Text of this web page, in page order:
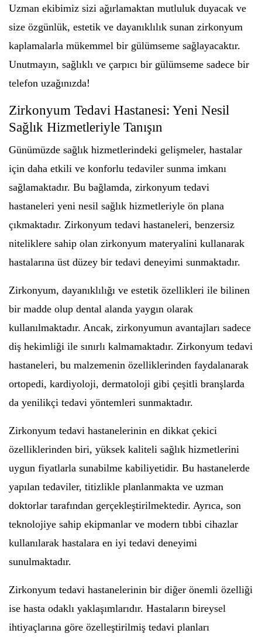
Uzman ekibimiz sizi ağırlamaktan mutluluk duyacak ve
size özgünlük, estetik ve dayanıklılık sunan zirkonyum
kaplamalarla mükemmel bir gülümseme sağlayacaktır.
Unutmayın, sağlıklı ve çarpıcı bir gülümseme sadece bir
telefon uzağınızda!
Zirkonyum Tedavi Hastanesi: Yeni Nesil
Sağlık Hizmetleriyle Tanışın
Günümüzde sağlık hizmetlerindeki gelişmeler, hastalar
için daha etkili ve konforlu tedaviler sunma imkanı
sağlamaktadır. Bu bağlamda, zirkonyum tedavi
hastaneleri yeni nesil sağlık hizmetleriyle ön plana
çıkmaktadır. Zirkonyum tedavi hastaneleri, benzersiz
niteliklere sahip olan zirkonyum materyalini kullanarak
hastalarına üst düzey bir tedavi deneyimi sunmaktadır.
Zirkonyum, dayanıklılığı ve estetik özellikleri ile bilinen
bir madde olup dental alanda yaygın olarak
kullanılmaktadır. Ancak, zirkonyumun avantajları sadece
diş hekimliği ile sınırlı kalmamaktadır. Zirkonyum tedavi
hastaneleri, bu malzemenin özelliklerinden faydalanarak
ortopedi, kardiyoloji, dermatoloji gibi çeşitli branşlarda
da yenilikçi tedavi yöntemleri sunmaktadır.
Zirkonyum tedavi hastanelerinin en dikkat çekici
özelliklerinden biri, yüksek kaliteli sağlık hizmetlerini
uygun fiyatlarla sunabilme kabiliyetidir. Bu hastanelerde
yapılan tedaviler, titizlikle planlanmakta ve uzman
doktorlar tarafından gerçekleştirilmektedir. Ayrıca, son
teknolojiye sahip ekipmanlar ve modern tıbbi cihazlar
kullanılarak hastalara en iyi tedavi deneyimi
sunulmaktadır.
Zirkonyum tedavi hastanelerinin bir diğer önemli özelliği
ise hasta odaklı yaklaşımlarıdır. Hastaların bireysel
ihtiyaçlarına göre özelleştirilmiş tedavi planları